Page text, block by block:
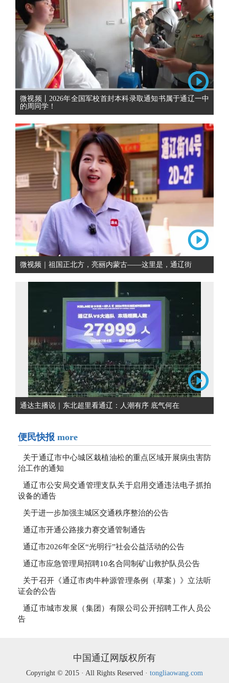
微视频丨2026年全国军校首封本科录取通知书属于通辽一中
的周同学！
微视频｜祖国正北方，亮丽内蒙古——这里是，通辽街
通达主播说｜东北超里看通辽：人潮有序 底气何在
便民快报 more
关于通辽市中心城区栽植油松的重点区域开展病虫害防
治工作的通知
通辽市公安局交通管理支队关于启用交通违法电子抓拍
设备的通告
关于进一步加强主城区交通秩序整治的公告
通辽市开通公路接力赛交通管制通告
通辽市2026年全区“光明行”社会公益活动的公告
通辽市应急管理局招聘10名合同制矿山救护队员公告
关于召开《通辽市肉牛种源管理条例（草案）》立法听
证会的公告
通辽市城市发展（集团）有限公司公开招聘工作人员公
告
中国通辽网版权所有
Copyright © 2015 · All Rights Reserved · tongliaowang.com